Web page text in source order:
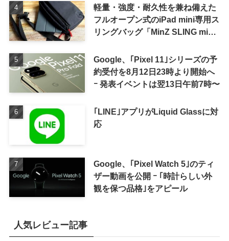
軽量・強度・耐久性を兼ね備えた
フルオープン式のiPad mini専用ス
リングバッグ「MinZ SLING mini
Google、｢Pixel 11｣シリーズの予
約受付を8月12日23時より開始へ
ｰ 発表イベントは翌13日午前7時〜
｢LINE｣アプリがLiquid Glassに対
応
Google、｢Pixel Watch 5｣のティ
ザー動画を公開 ｰ ｢時計らしい外
観を保つ品格｣をアピール
人気レビュー記事